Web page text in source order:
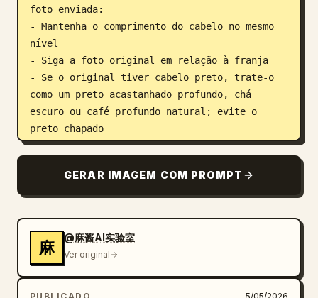
foto enviada:
- Mantenha o comprimento do cabelo no mesmo
nível
- Siga a foto original em relação à franja
- Se o original tiver cabelo preto, trate-o
como um preto acastanhado profundo, chá
escuro ou café profundo natural; evite o
preto chapado
- Realize apenas uma otimização no estilo de
A maquiagem deve ser unificada como
Pele clara e cremosa, sobrancelhas naturais e
retas, maquiagem nos olhos em tons de rosa-
acastanhado claro ou pêssego, aegyo-sal
proeminente, cílios longos, delineador fino,
GERAR IMAGEM COM PROMPT
麻
@麻酱AI实验室
Ver original